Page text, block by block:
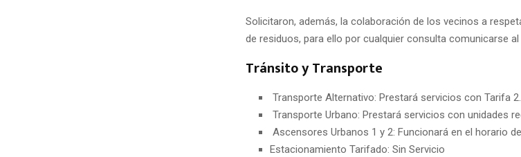
Solicitaron, además, la colaboración de los vecinos a
de residuos, para ello por cualquier consulta comunicarse
Tránsito y Transporte
Transporte Alternativo: Prestará servicios con Tarifa 2.
Transporte Urbano: Prestará servicios con unidades
Ascensores Urbanos 1 y 2: Funcionará en el horario
Estacionamiento Tarifado: Sin Servicio